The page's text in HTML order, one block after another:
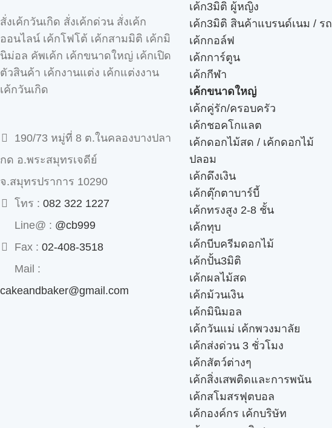
สั่งเค้กวันเกิด สั่งเค้กด่วน สั่งเค้ก
ออนไลน์ เค้กโฟโต้ เค้กสามมิติ เค้กมิ
นิม่อล คัพเค้ก เค้กขนาดใหญ่ เค้กเปิด
ตัวสินค้า เค้กงานแต่ง เค้กแต่งงาน
เค้กวันเกิด
190/73 หมู่ที่ 8 ต.ในคลองบางปลา
กด อ.พระสมุทรเจดีย์
จ.สมุทรปราการ 10290
โทร : 082 322 1227
Line@ : @cb999
Fax : 02-408-3518
Mail :
cakeandbaker@gmail.com
เค้ก3มิติ ผู้หญิง
เค้ก3มิติ สินค้าแบรนด์เนม / รถ
เค้กกอล์ฟ
เค้กการ์ตูน
เค้กกีฬา
เค้กขนาดใหญ่
เค้กคู่รัก/ครอบครัว
เค้กชอคโกแลต
เค้กดอกไม้สด / เค้กดอกไม้
ปลอม
เค้กดึงเงิน
เค้กตุ๊กตาบาร์บี้
เค้กทรงสูง 2-8 ชั้น
เค้กทุบ
เค้กบีบครีมดอกไม้
เค้กปั้น3มิติ
เค้กผลไม้สด
เค้กม้วนเงิน
เค้กมินิมอล
เค้กวันแม่ เค้กพวงมาลัย
เค้กส่งด่วน 3 ชั่วโมง
เค้กสัตว์ต่างๆ
เค้กสิ่งเสพติดและการพนัน
เค้กสโมสรฟุตบอล
เค้กองค์กร เค้กบริษัท